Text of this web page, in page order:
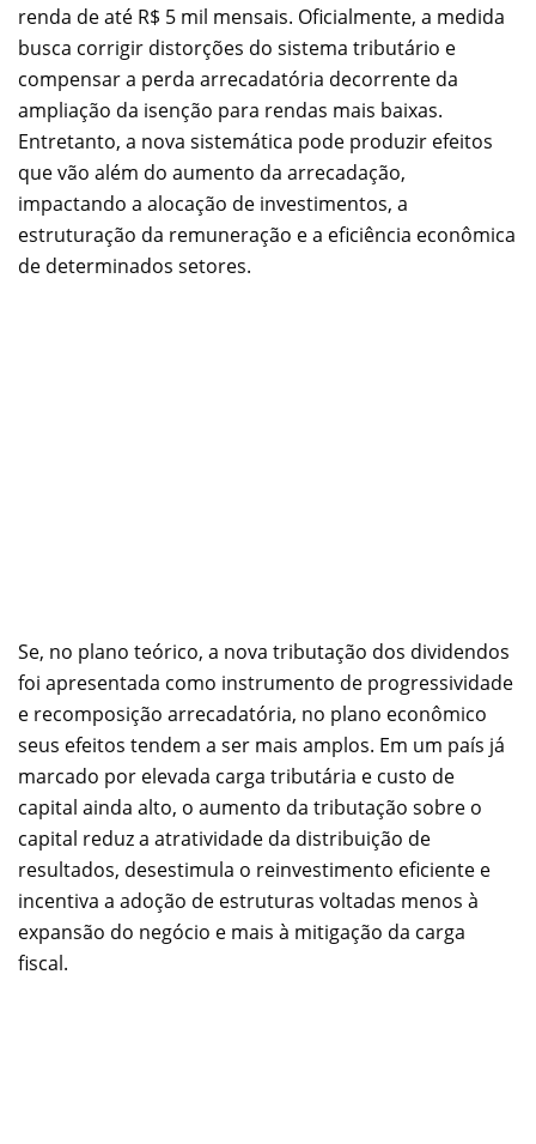
renda de até R$ 5 mil mensais. Oficialmente, a medida
busca corrigir distorções do sistema tributário e
compensar a perda arrecadatória decorrente da
ampliação da isenção para rendas mais baixas.
Entretanto, a nova sistemática pode produzir efeitos
que vão além do aumento da arrecadação,
impactando a alocação de investimentos, a
estruturação da remuneração e a eficiência econômica
de determinados setores.
Se, no plano teórico, a nova tributação dos dividendos
foi apresentada como instrumento de progressividade
e recomposição arrecadatória, no plano econômico
seus efeitos tendem a ser mais amplos. Em um país já
marcado por elevada carga tributária e custo de
capital ainda alto, o aumento da tributação sobre o
capital reduz a atratividade da distribuição de
resultados, desestimula o reinvestimento eficiente e
incentiva a adoção de estruturas voltadas menos à
expansão do negócio e mais à mitigação da carga
fiscal.